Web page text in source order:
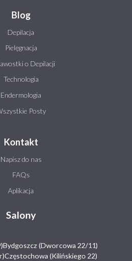
Blog
Depilacja
Pielęgnacja
o Depilacji
Technologia
Endermologia
Posty
Kontakt
Napisz do nas
FAQs
Aplikacja
Salony
Bydgoszcz (Dworcowa 22/11)
Częstochowa (Kilińskiego 22)